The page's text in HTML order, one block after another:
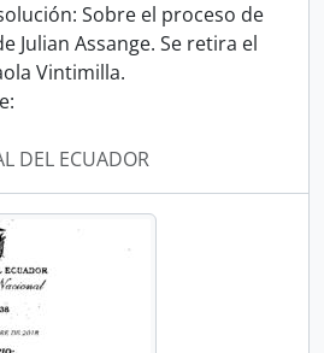
Sobre el proceso de
Julian Assange. Se retira el
Vintimilla.
DEL ECUADOR